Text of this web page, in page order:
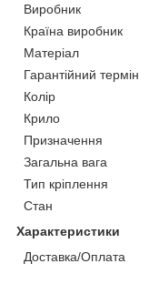
Виробник
Країна виробник
Матеріал
Гарантійний термін
Колір
Крило
Призначення
Загальна вага
Тип кріплення
Стан
Характеристики
Доставка/Оплата